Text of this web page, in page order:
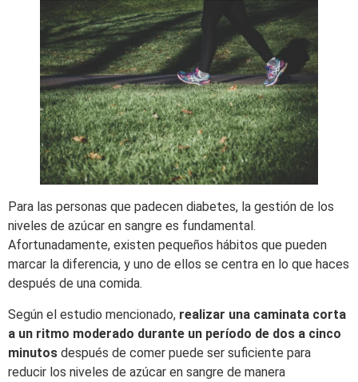
Para las personas que padecen diabetes, la gestión de los
niveles de azúcar en sangre es fundamental.
Afortunadamente, existen pequeños hábitos que pueden
marcar la diferencia, y uno de ellos se centra en lo que haces
después de una comida.
Según el estudio mencionado, realizar una caminata corta
a un ritmo moderado durante un período de dos a cinco
minutos después de comer puede ser suficiente para
reducir los niveles de azúcar en sangre de manera